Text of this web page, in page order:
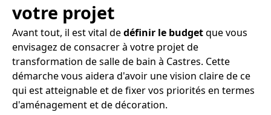
votre projet
Avant tout, il est vital dedéfinir le budgetque vous
envisagez de consacrer à votre projet de
transformation de salle de bain à Castres. Cette
démarche vous aidera d'avoir une vision claire de ce
qui est atteignable et de fixer vos priorités en termes
d'aménagement et de décoration.